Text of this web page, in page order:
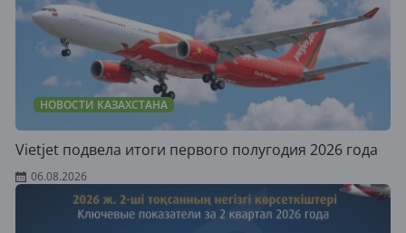
НОВОСТИ КАЗАХСТАНА
Vietjet подвела итоги первого полугодия 2026 года
06.08.2026